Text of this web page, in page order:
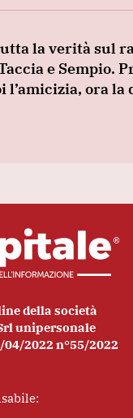
la verità sul
e Sempio.
l’amicizia, ora la
della società
unipersonale
04/2022 n°55/2022